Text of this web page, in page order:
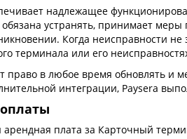
надлежащее
обязана устранять, принимает
Когда неисправности
терминала или его
право в любое время обновлять и
интеграции, Paysera
плата за Карточный